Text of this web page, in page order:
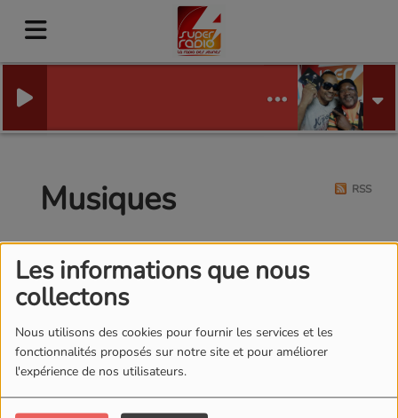
Les informations que nous
collectons
Nous utilisons des cookies pour fournir les services et les
fonctionnalités proposés sur notre site et pour améliorer
l'expérience de nos utilisateurs.
Musiques RSS